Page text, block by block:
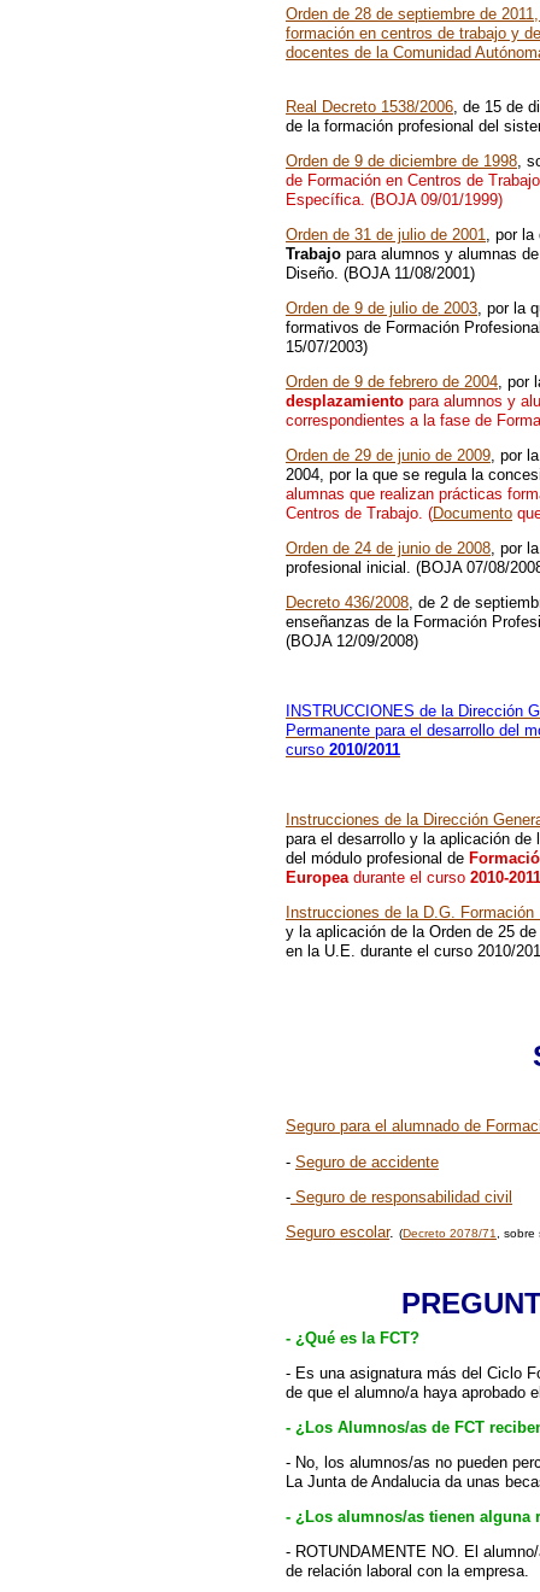
Orden de 28 de septiembre de
formación en centros de trabajo y
docentes de la Comunidad
Real Decreto 1538/2006 , de 15 de
de la formación profesional del
Orden de 9 de diciembre de 1998 ,
de Formación en Centros de
Específica. (BOJA 09/01/1999)
Orden de 31 de julio de 2001
, por
Trabajo para alumnos y alumnas
Diseño. (BOJA 11/08/2001)
Orden de 9 de julio de 2003 , por la
formativos de Formación
15/07/2003)
Orden de 9 de febrero de 2004 ,
desplazamiento para alumnos y
correspondientes a la fase de
Orden de 29 de junio de 2009 , por
2004, por la que se regula la
alumnas que realizan prácticas
Centros de Trabajo. (Documento
Orden de 24 de junio de 2008 , por
profesional inicial. (BOJA 07/08/
Decreto 436/2008 , de 2 de
enseñanzas de la Formación
(BOJA 12/09/2008)
INSTRUCCIONES de la Dirección
Permanente para el desarrollo del
curso 2010/2011
Instrucciones de la Dirección
para el desarrollo y la aplicación de
del módulo profesional de
Europea durante el curso 2010-
Instrucciones de la D.G.
y la aplicación de la Orden de 25
en la U.E. durante el curso 2010/
Seguro para el alumnado de
- Seguro de accidente
- Seguro de responsabilidad civil
Seguro escolar. (Decreto 2078/71 ,
- ¿Qué es la FCT?
- Es una asignatura más del Ciclo
de que el alumno/a haya aprobado
- ¿Los Alumnos/as de FCT
- No, los alumnos/as no pueden
La Junta de Andalucia da unas
- ¿Los alumnos/as tienen alguna
- ROTUNDAMENTE NO. El
de relación laboral con la empresa.